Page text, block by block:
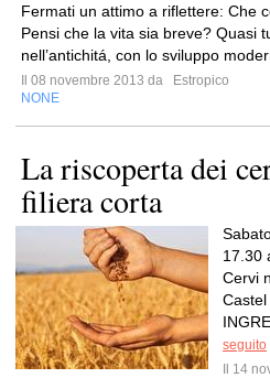
Fermati un attimo a riflettere: Che
Pensi che la vita sia breve? Quasi
nell’antichitá, con lo sviluppo
Il 08 novembre 2013 da
Estropico
NONE
La riscoperta dei
filiera corta
17.30
Cervi
seguito
Il 14